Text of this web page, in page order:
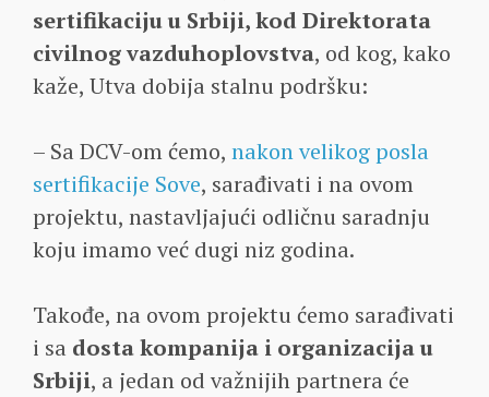
sertifikaciju u Srbiji, kod Direktorata
civilnog vazduhoplovstva, od kog, kako
kaže, Utva dobija stalnu podršku:
– Sa DCV-om ćemo, nakon velikog posla
sertifikacije Sove, sarađivati i na ovom
projektu, nastavljajući odličnu saradnju
koju imamo već dugi niz godina.
Takođe, na ovom projektu ćemo sarađivati
i sa dosta kompanija i organizacija u
Srbiji, a jedan od važnijih partnera će